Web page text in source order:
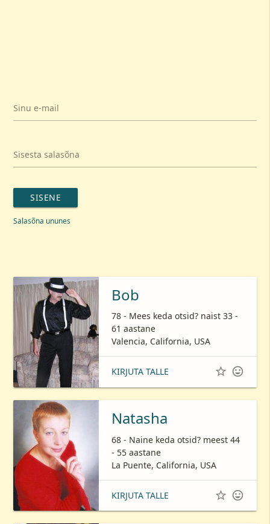
Sinu e-mail
Sisesta salasõna
SISENE
Salasõna ununes
Bob
78 - Mees keda otsid? naist 33 -
61 aastane
Valencia, California, USA
KIRJUTA TALLE  
Natasha
68 - Naine keda otsid? meest 44
- 55 aastane
La Puente, California, USA
KIRJUTA TALLE  